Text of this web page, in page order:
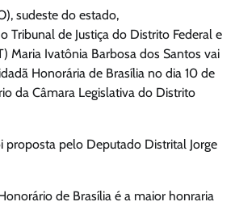
sudeste do estado,
Tribunal de Justiça do Distrito Federal e
Maria Ivatônia Barbosa dos Santos vai
Honorária de Brasília no dia 10 de
da Câmara Legislativa do Distrito
proposta pelo Deputado Distrital Jorge
de Brasília é a maior honraria